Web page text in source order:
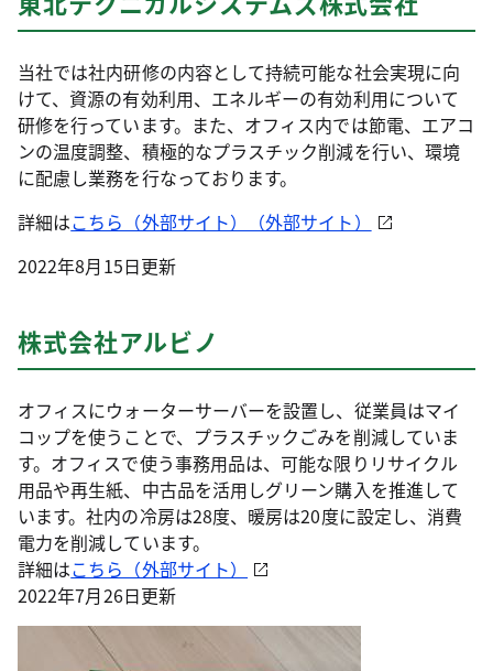
当社では社内研修の内容として持続可能な社会実現に向
けて、資源の有効利用、エネルギーの有効利用について
研修を行っています。また、オフィス内では節電、エアコ
ンの温度調整、積極的なプラスチック削減を行い、環境
に配慮し業務を行なっております。
詳細はこちら（外部サイト）（外部サイト）
2022年8月15日更新
株式会社アルビノ
オフィスにウォーターサーバーを設置し、従業員はマイ
コップを使うことで、プラスチックごみを削減していま
す。オフィスで使う事務用品は、可能な限りリサイクル
用品や再生紙、中古品を活用しグリーン購入を推進して
います。社内の冷房は28度、暖房は20度に設定し、消費
電力を削減しています。
詳細はこちら（外部サイト）
2022年7月26日更新